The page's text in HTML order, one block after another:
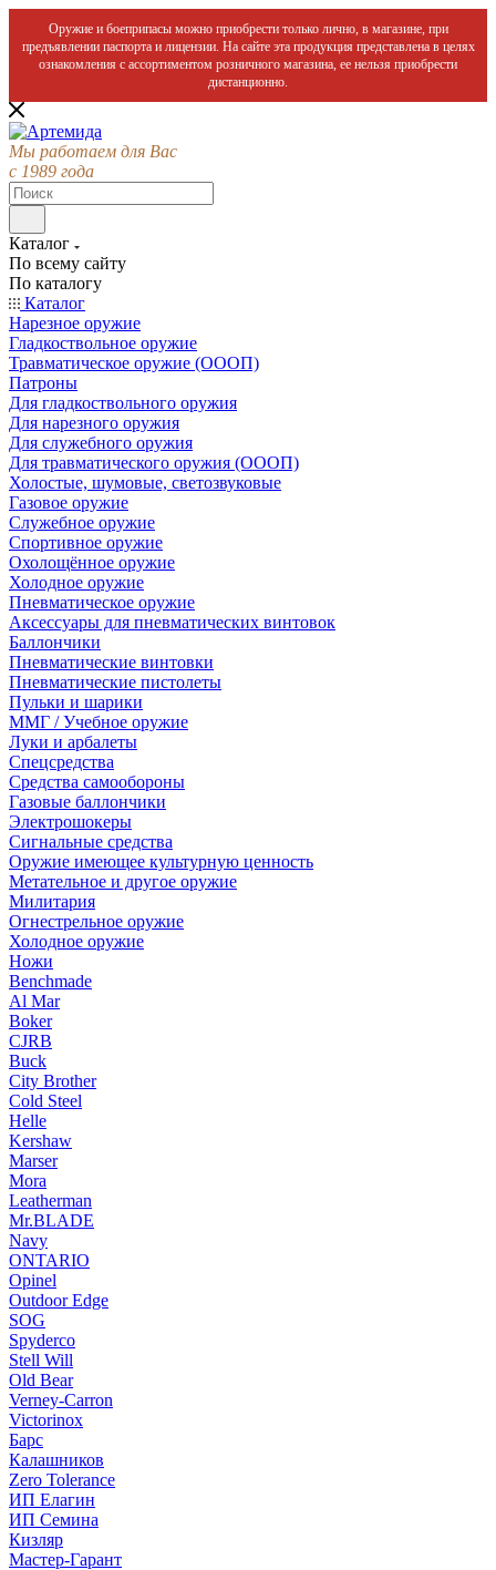
Оружие и боеприпасы можно приобрести только лично, в магазине, при
предъявлении паспорта и лицензии. На сайте эта продукция представлена в целях
ознакомления с ассортиментом розничного магазина, ее нельзя приобрести
дистанционно.
Мы работаем для Вас
с 1989 года
Каталог
По всему сайту
По каталогу
Каталог
Нарезное оружие
Гладкоствольное оружие
Травматическое оружие (ОООП)
Патроны
Для гладкоствольного оружия
Для нарезного оружия
Для служебного оружия
Для травматического оружия (ОООП)
Холостые, шумовые, светозвуковые
Газовое оружие
Служебное оружие
Спортивное оружие
Охолощённое оружие
Холодное оружие
Пневматическое оружие
Аксессуары для пневматических винтовок
Баллончики
Пневматические винтовки
Пневматические пистолеты
Пульки и шарики
ММГ / Учебное оружие
Луки и арбалеты
Спецсредства
Средства самообороны
Газовые баллончики
Электрошокеры
Сигнальные средства
Оружие имеющее культурную ценность
Метательное и другое оружие
Милитария
Огнестрельное оружие
Холодное оружие
Ножи
Benchmade
Al Mar
Boker
CJRB
Buck
City Brother
Cold Steel
Helle
Kershaw
Marser
Mora
Leatherman
Mr.BLADE
Navy
ONTARIO
Opinel
Outdoor Edge
SOG
Spyderco
Stell Will
Old Bear
Verney-Carron
Victorinox
Барс
Калашников
Zero Tolerance
ИП Елагин
ИП Семина
Кизляр
Мастер-Гарант